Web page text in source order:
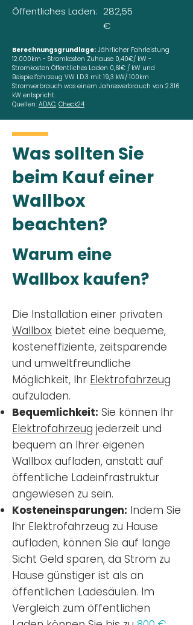
Öffentliches Laden: 282,55
€
Berechnungsgrundlage: Jährlicher Fahrleistung
12.000km - Stromkosten Zuhause 0,40€/ kW -
Stromkosten Öffentliches Laden 0,61€ / kW und
Beispielfahrzeug VW I.D.3 mit 19,3 kW/ 100km
Stromverbrauch was einem Jahresverbrauch von 2.316
kW entspricht.
Quellen: ADAC, Check24
Was sollten Sie
beim Kauf einer
Wallbox
beachten?
Warum eine
Wallbox kaufen?
Die Installation einer privaten
Wallbox bietet eine bequeme,
kosteneffiziente, zeitsparende
und umweltfreundliche
Möglichkeit, Ihr Elektrofahrzeug
aufzuladen.
Bequemlichkeit: Sie können Ihr
Elektrofahrzeug jederzeit und
bequem an Ihrer eigenen
Wallbox aufladen, anstatt auf
öffentliche Ladeinfrastruktur
angewiesen zu sein.
Kosteneinsparungen: Indem Sie
Ihr Elektrofahrzeug zu Hause
aufladen, können Sie auf lange
Sicht Geld sparen, da Strom zu
Hause günstiger ist als an
öffentlichen Ladesäulen. Im
Vergleich zum öffentlichen